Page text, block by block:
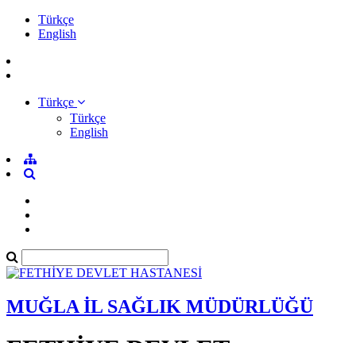
Türkçe
English
Türkçe
Türkçe
English
MUĞLA İL SAĞLIK MÜDÜRLÜĞÜ